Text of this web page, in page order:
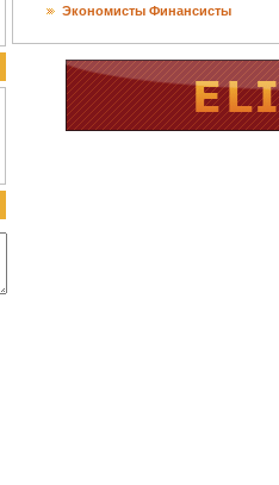
Экономисты Финансисты